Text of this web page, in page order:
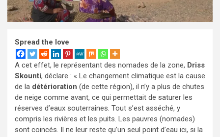
Spread the love
A cet effet, le représentant des nomades de la zone, Driss
Skounti, déclare : « Le changement climatique est la cause
de la détérioration (de cette région), il n’y a plus de chutes
de neige comme avant, ce qui permettait de saturer les
réserves d’eaux souterraines. Tout s’est asséché, y
compris les rivières et les puits. Les pauvres (nomades)
sont coincés. Il ne leur reste qu’un seul point d’eau ici, si la